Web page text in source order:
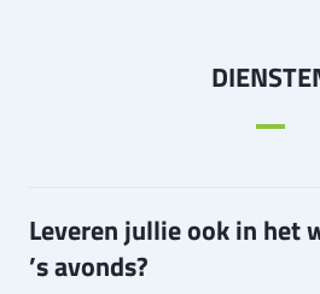
Leveren jullie ook in het
’s avonds?